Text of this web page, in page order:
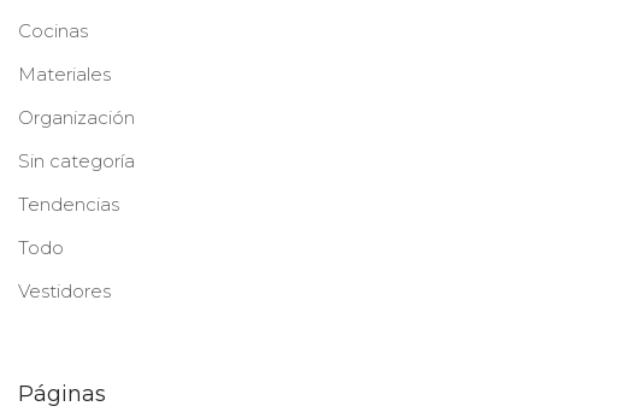
Cocinas
Materiales
Organización
Sin categoría
Tendencias
Todo
Vestidores
Páginas